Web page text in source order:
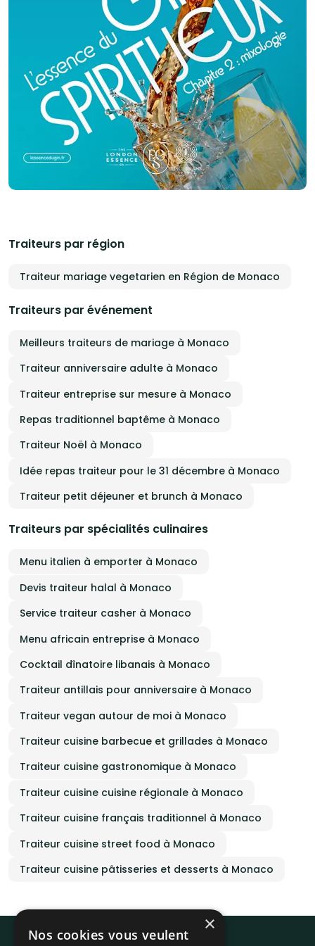
Traiteurs par région
Traiteur mariage vegetarien en Région de Monaco
Traiteurs par événement
Meilleurs traiteurs de mariage à Monaco
Traiteur anniversaire adulte à Monaco
Traiteur entreprise sur mesure à Monaco
Repas traditionnel baptême à Monaco
Traiteur Noël à Monaco
Idée repas traiteur pour le 31 décembre à Monaco
Traiteur petit déjeuner et brunch à Monaco
Traiteurs par spécialités culinaires
Menu italien à emporter à Monaco
Devis traiteur halal à Monaco
Service traiteur casher à Monaco
Menu africain entreprise à Monaco
Cocktail dînatoire libanais à Monaco
Traiteur antillais pour anniversaire à Monaco
Traiteur vegan autour de moi à Monaco
Traiteur cuisine barbecue et grillades à Monaco
Traiteur cuisine gastronomique à Monaco
Traiteur cuisine cuisine régionale à Monaco
Traiteur cuisine français traditionnel à Monaco
Traiteur cuisine street food à Monaco
Traiteur cuisine pâtisseries et desserts à Monaco
×
Nos cookies vous veulent